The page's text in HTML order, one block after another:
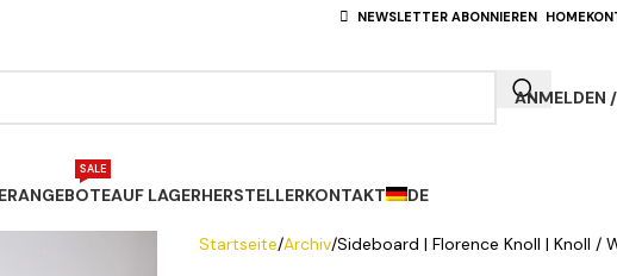
NEWSLETTER ABONNIEREN HOME
ANMELDEN
SALE
AUF LAGERHERSTELLERKONTAKT DE
Startseite Archiv Sideboard | Florence Knoll | Knoll /